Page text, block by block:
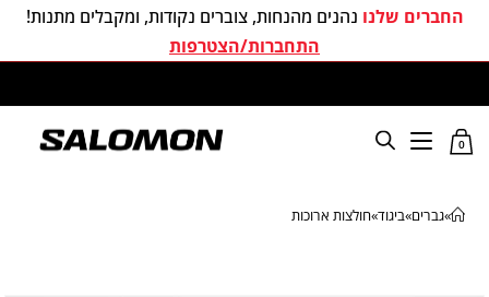
החברים שלנו נהנים מהנחות, צוברים נקודות, ומקבלים מתנות!
התחברות/הצטרפות
0
»גברים»ביגוד»חולצות ארוכות